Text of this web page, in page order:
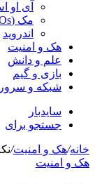
آی او
مک (Mac Os)
اندروید
هک و امنیت
علم و دانش
بازی و گیم
شبکه و سرور
سایدبار
جستجو برای
خانه/هک و امنیت/
هک و امنیت